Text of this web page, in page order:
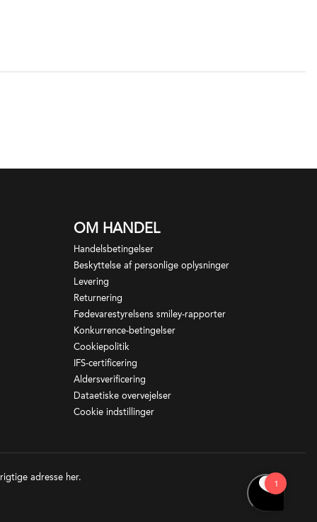
OM HANDEL
Handelsbetingelser
Beskyttelse af personlige oplysninger
Levering
Returnering
Fødevarestyrelsens smiley-rapporter
Konkurrence-betingelser
Cookiepolitik
IFS-certificering
Aldersverificering
Dataetiske overvejelser
Cookie indstillinger
adresse her.